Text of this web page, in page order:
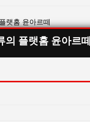
의 플랫홈 윤아르떼